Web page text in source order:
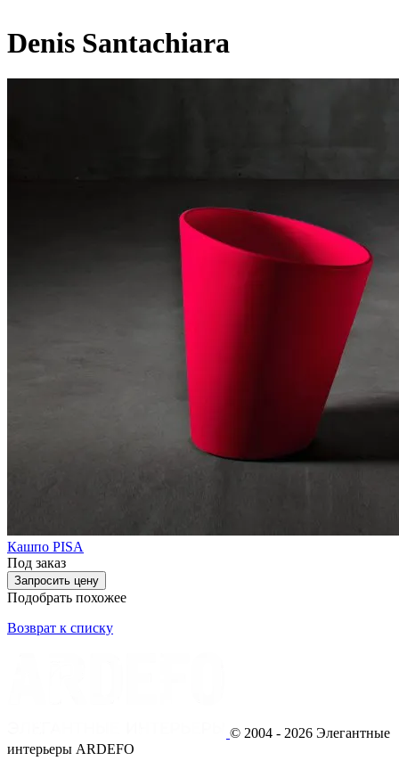
Denis Santachiara
Кашпо PISA
Под заказ
Запросить цену
Подобрать похожее
Возврат к списку
© 2004 - 2026 Элегантные
интерьеры ARDEFO